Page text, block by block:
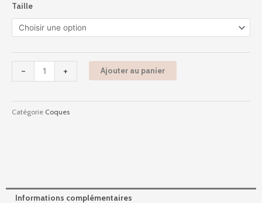
Taille
-
Sound
Of
Heart
Aura
+ Ajouter au panier
Catégorie Coques
Informations complémentaires